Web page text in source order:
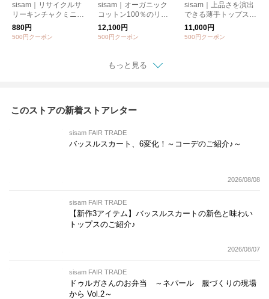
sisam｜リサイクルサ
リーキンチャクミニ
【ポーチ】【巾着】
【ギフトおすすめ】
880円
500円クーポン
sisam｜オーガニック
コットン100％のリラ
ックスパンツ【ワイド
パンツ】【オーガニッ
12,100円
500円クーポン
sisam｜上品さを演出
できる薄手トップス
【速乾】【半袖シャ
ツ】【涼しい】 / SBス
11,000円
500円クーポン
もっと見る
このストアの新着ストアレター
sisam FAIR TRADE
バッスルスカート、6変化！～コーデのご紹介♪～
2026/08/08
sisam FAIR TRADE
【新作3アイテム】バッスルスカートの新色と味わい
トップスのご紹介♪
2026/08/07
sisam FAIR TRADE
ドゥルガさんのお弁当 ～ネパール 服づくりの現場
から Vol.2～